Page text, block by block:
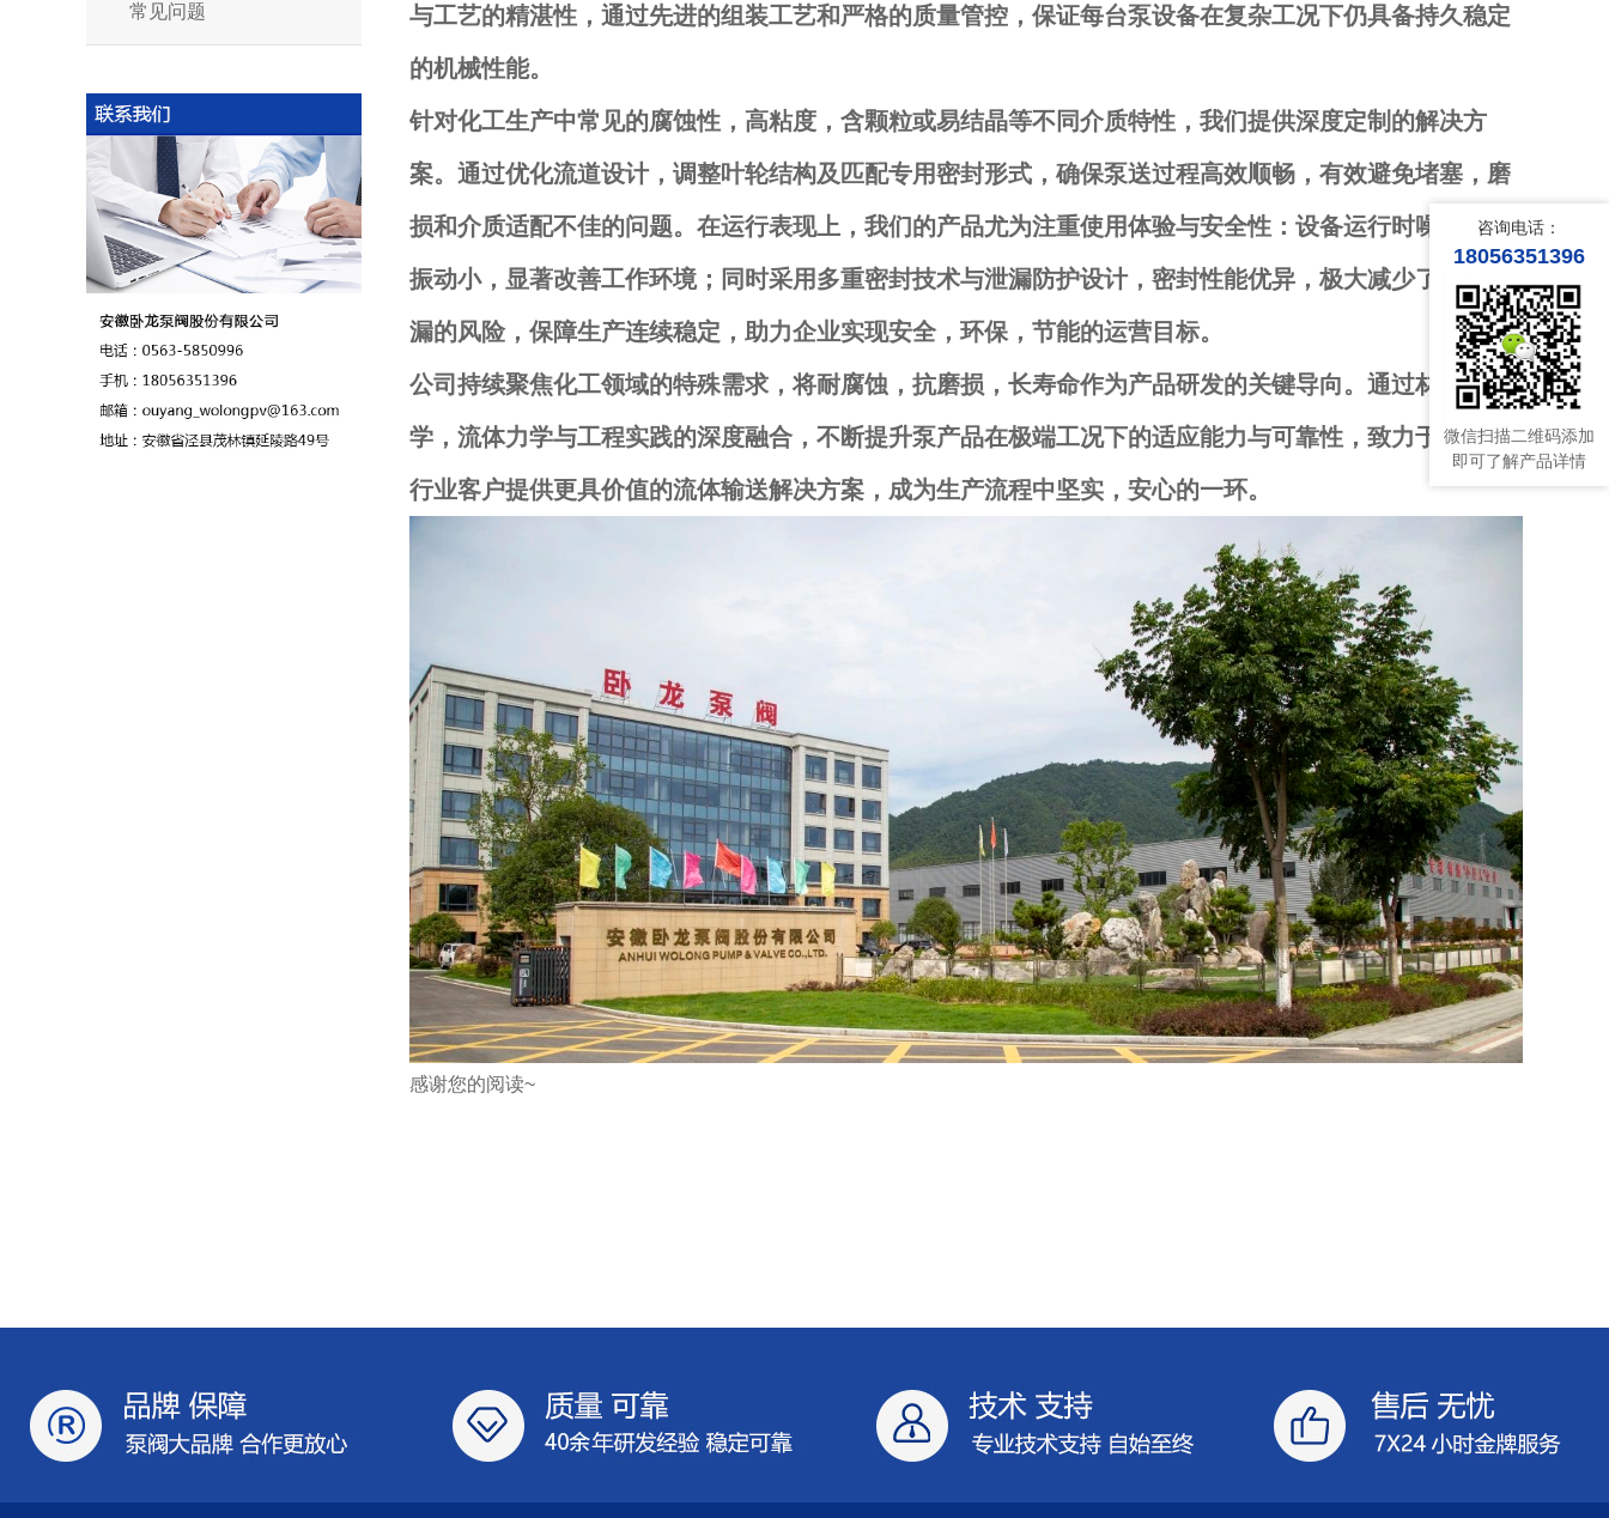
常见问题
与工艺的精湛性，通过先进的组装工艺和严格的质量管控，保证每台泵设备在复杂工况下仍具备持久稳定
的机械性能。
针对化工生产中常见的腐蚀性，高粘度，含颗粒或易结晶等不同介质特性，我们提供深度定制的解决方
案。通过优化流道设计，调整叶轮结构及匹配专用密封形式，确保泵送过程高效顺畅，有效避免堵塞，磨
损和介质适配不佳的问题。在运行表现上，我们的产品尤为注重使用体验与安全性：设备运行时噪音低，
振动小，显著改善工作环境；同时采用多重密封技术与泄漏防护设计，密封性能优异，极大减少了跑冒滴
漏的风险，保障生产连续稳定，助力企业实现安全，环保，节能的运营目标。
公司持续聚焦化工领域的特殊需求，将耐腐蚀，抗磨损，长寿命作为产品研发的关键导向。通过材料科
学，流体力学与工程实践的深度融合，不断提升泵产品在极端工况下的适应能力与可靠性，致力于为化工
行业客户提供更具价值的流体输送解决方案，成为生产流程中坚实，安心的一环。
感谢您的阅读~
咨询电话：
18056351396
微信扫描二维码添加
即可了解产品详情